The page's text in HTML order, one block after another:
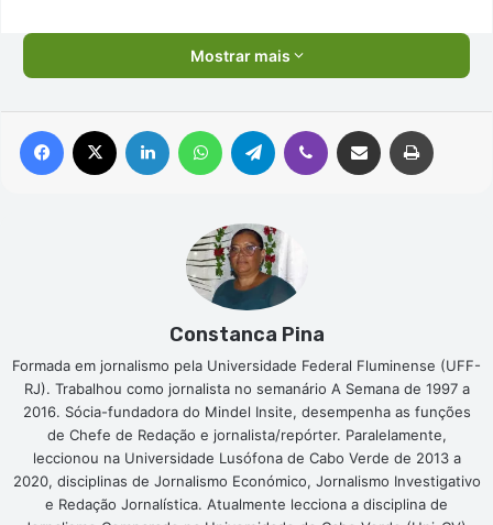
Mostrar mais
Facebook Linkedin WhatsAppTelegram Viber Compartilhar via e-mail
Constanca Pina
Formada em jornalismo pela Universidade Federal Fluminense (UFF-
RJ). Trabalhou como jornalista no semanário A Semana de 1997 a
2016. Sócia-fundadora do Mindel Insite, desempenha as funções
de Chefe de Redação e jornalista/repórter. Paralelamente,
leccionou na Universidade Lusófona de Cabo Verde de 2013 a
2020, disciplinas de Jornalismo Económico, Jornalismo Investigativo
e Redação Jornalística. Atualmente lecciona a disciplina de